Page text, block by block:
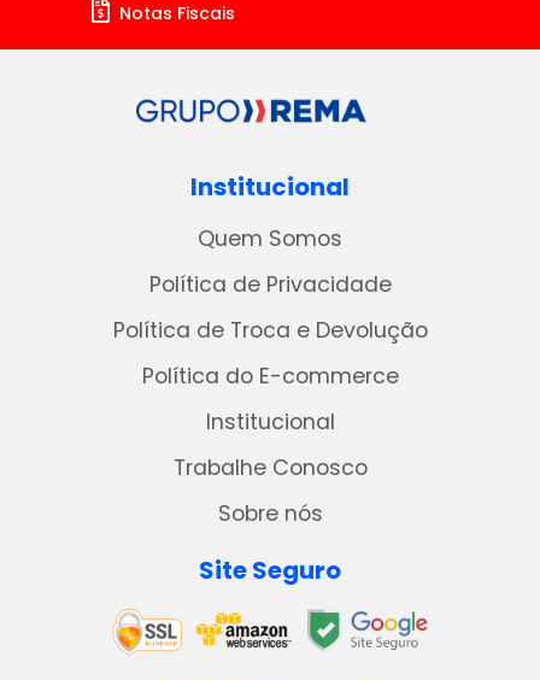
Notas Fiscais
Institucional
Quem Somos
Política de Privacidade
Política de Troca e Devolução
Política do E-commerce
Institucional
Trabalhe Conosco
Sobre nós
Site Seguro